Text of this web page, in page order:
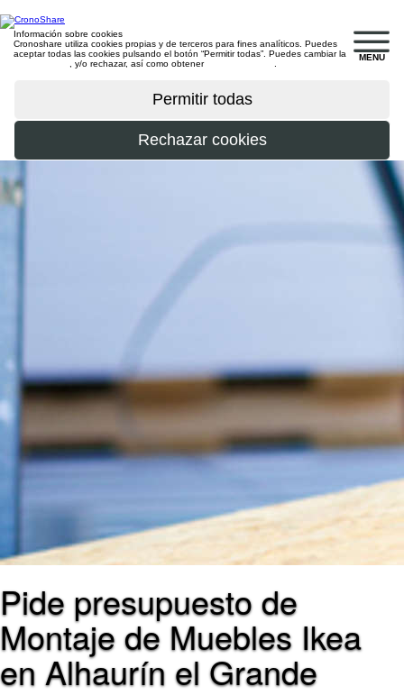
MENU
Información sobre cookies
Cronoshare utiliza cookies propias y de terceros para fines analíticos. Puedes
aceptar todas las cookies pulsando el botón “Permitir todas”. Puedes cambiar la
, y/o rechazar, así como obtener
Pide presupuesto de
Montaje de Muebles Ikea
en Alhaurín el Grande